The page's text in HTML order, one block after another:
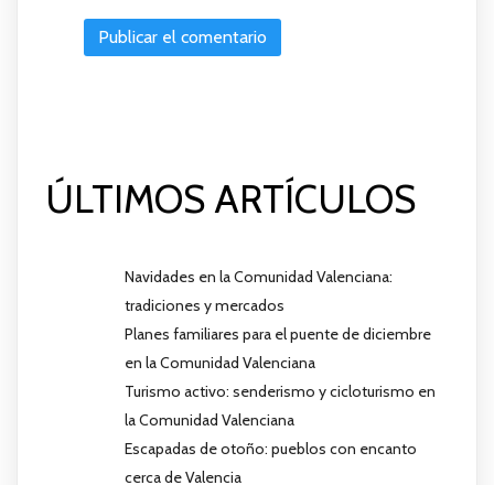
ÚLTIMOS ARTÍCULOS
Navidades en la Comunidad Valenciana:
tradiciones y mercados
Planes familiares para el puente de diciembre
en la Comunidad Valenciana
Turismo activo: senderismo y cicloturismo en
la Comunidad Valenciana
Escapadas de otoño: pueblos con encanto
cerca de Valencia